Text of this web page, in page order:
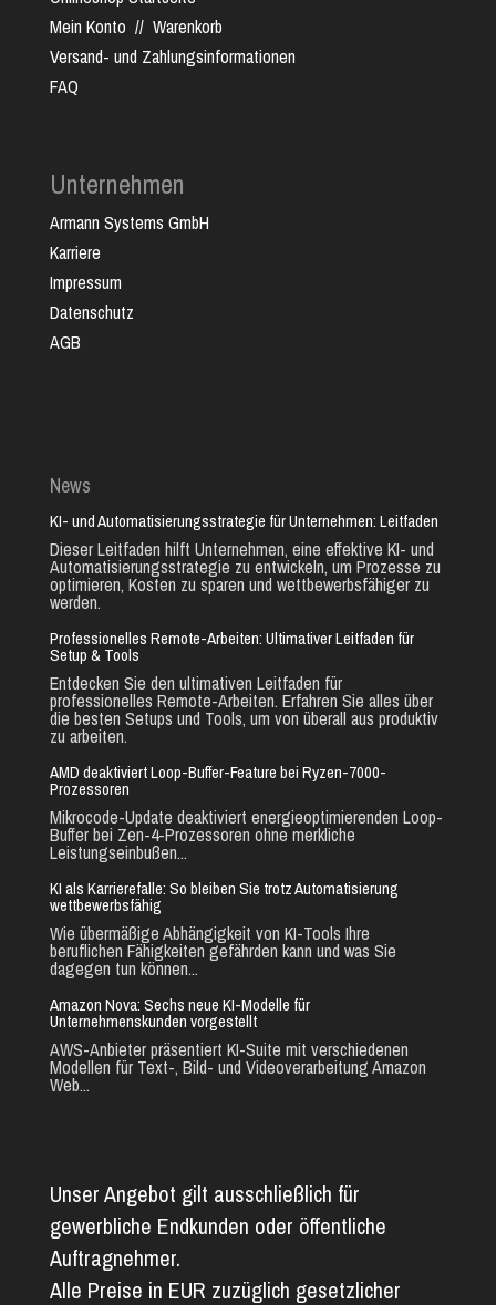
Mein Konto // Warenkorb
Versand- und Zahlungsinformationen
FAQ
Unternehmen
Armann Systems GmbH
Karriere
Impressum
Datenschutz
AGB
News
KI- und Automatisierungsstrategie für Unternehmen: Leitfaden
Dieser Leitfaden hilft Unternehmen, eine effektive KI- und
Automatisierungsstrategie zu entwickeln, um Prozesse zu
optimieren, Kosten zu sparen und wettbewerbsfähiger zu
werden.
Professionelles Remote-Arbeiten: Ultimativer Leitfaden für
Setup & Tools
Entdecken Sie den ultimativen Leitfaden für
professionelles Remote-Arbeiten. Erfahren Sie alles über
die besten Setups und Tools, um von überall aus produktiv
zu arbeiten.
AMD deaktiviert Loop-Buffer-Feature bei Ryzen-7000-
Prozessoren
Mikrocode-Update deaktiviert energieoptimierenden Loop-
Buffer bei Zen-4-Prozessoren ohne merkliche
Leistungseinbußen...
KI als Karrierefalle: So bleiben Sie trotz Automatisierung
wettbewerbsfähig
Wie übermäßige Abhängigkeit von KI-Tools Ihre
beruflichen Fähigkeiten gefährden kann und was Sie
dagegen tun können...
Amazon Nova: Sechs neue KI-Modelle für
Unternehmenskunden vorgestellt
AWS-Anbieter präsentiert KI-Suite mit verschiedenen
Modellen für Text-, Bild- und Videoverarbeitung Amazon
Web...
Unser Angebot gilt ausschließlich für
gewerbliche Endkunden oder öffentliche
Auftragnehmer.
Alle Preise in EUR zuzüglich gesetzlicher